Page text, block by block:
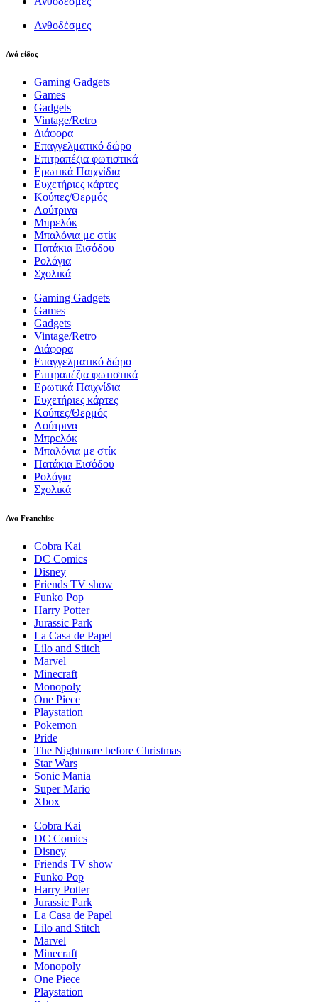
Ανθοδέσμες
Ανά είδος
Gaming Gadgets
Games
Gadgets
Vintage/Retro
Διάφορα
Επαγγελματικό δώρο
Επιτραπέζια φωτιστικά
Ερωτικά Παιχνίδια
Ευχετήριες κάρτες
Κούπες/Θερμός
Λούτρινα
Μπρελόκ
Μπαλόνια με στίκ
Πατάκια Εισόδου
Ρολόγια
Σχολικά
Gaming Gadgets
Games
Gadgets
Vintage/Retro
Διάφορα
Επαγγελματικό δώρο
Επιτραπέζια φωτιστικά
Ερωτικά Παιχνίδια
Ευχετήριες κάρτες
Κούπες/Θερμός
Λούτρινα
Μπρελόκ
Μπαλόνια με στίκ
Πατάκια Εισόδου
Ρολόγια
Σχολικά
Ανα Franchise
Cobra Kai
DC Comics
Disney
Friends TV show
Funko Pop
Harry Potter
Jurassic Park
La Casa de Papel
Lilo and Stitch
Marvel
Minecraft
Monopoly
One Piece
Playstation
Pokemon
Pride
The Nightmare before Christmas
Star Wars
Sonic Mania
Super Mario
Xbox
Cobra Kai
DC Comics
Disney
Friends TV show
Funko Pop
Harry Potter
Jurassic Park
La Casa de Papel
Lilo and Stitch
Marvel
Minecraft
Monopoly
One Piece
Playstation